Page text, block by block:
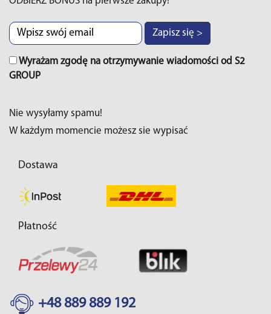
Zapisz się >
Wyrażam zgodę na otrzymywanie wiadomości od S2
GROUP
Nie wysyłamy spamu!
W każdym momencie możesz sie wypisać
Dostawa
Płatność
+48 889 889 192